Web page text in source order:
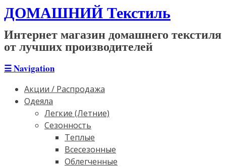
ДОМАШНИЙ Текстиль
Интернет магазин домашнего текстиля
от лучших производителей
☰Navigation
Акции / Распродажа
Одеяла
Легкие (Летние)
Сезонность
Теплые
Всесезонные
Облегченные